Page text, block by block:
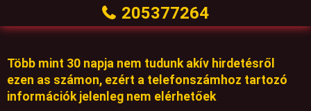
205377264
Több mint 30 napja nem tudunk akív hirdetésről
ezen as számon, ezért a telefonszámhoz tartozó
információk jelenleg nem elérhetőek